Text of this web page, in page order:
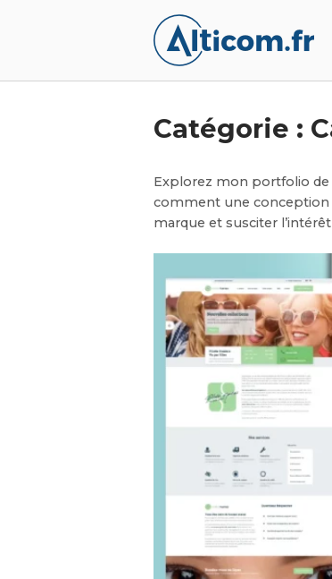
Accueil
Catégorie :
Explorez mon portfolio de
comment une conception
marque et susciter